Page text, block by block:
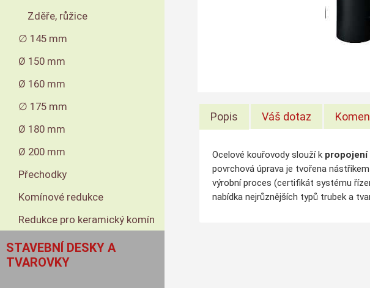
Popis Váš dotaz
Ocelové kouřovody slouží kpropojení
povrchová úprava je tvořena
výrobní proces (certifikát systému
nabídka nejrůznějších typů trubek a
Zděře, růžice
∅ 145 mm
Ø 150 mm
Ø 160 mm
∅ 175 mm
Ø 180 mm
Ø 200 mm
Přechodky
Komínové redukce
Redukce pro keramický komín
STAVEBNÍ DESKY A
TVAROVKY